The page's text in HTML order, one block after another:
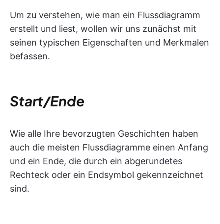
Um zu verstehen, wie man ein Flussdiagramm
erstellt und liest, wollen wir uns zunächst mit
seinen typischen Eigenschaften und Merkmalen
befassen.
Start/Ende
Wie alle Ihre bevorzugten Geschichten haben
auch die meisten Flussdiagramme einen Anfang
und ein Ende, die durch ein abgerundetes
Rechteck oder ein Endsymbol gekennzeichnet
sind.